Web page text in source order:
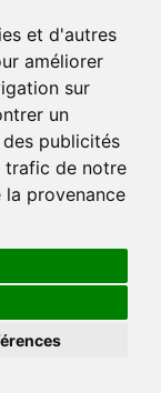
et d'autres
améliorer
sur
un
publicités
trafic de notre
provenance
aimée 40ml